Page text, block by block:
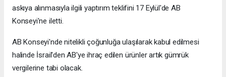
askıya alınmasıyla ilgili yaptırım teklifini 17 Eylül'de AB
Konseyi'ne iletti.
AB Konseyi'nde nitelikli çoğunluğa ulaşılarak kabul edilmesi
halinde İsrail'den AB'ye ihraç edilen ürünler artık gümrük
vergilerine tabi olacak.